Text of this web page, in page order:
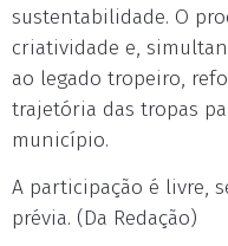
sustentabilidade. O
criatividade e,
ao legado tropeiro,
trajetória das tropas
município.
A participação é livre,
prévia. (Da Redação)